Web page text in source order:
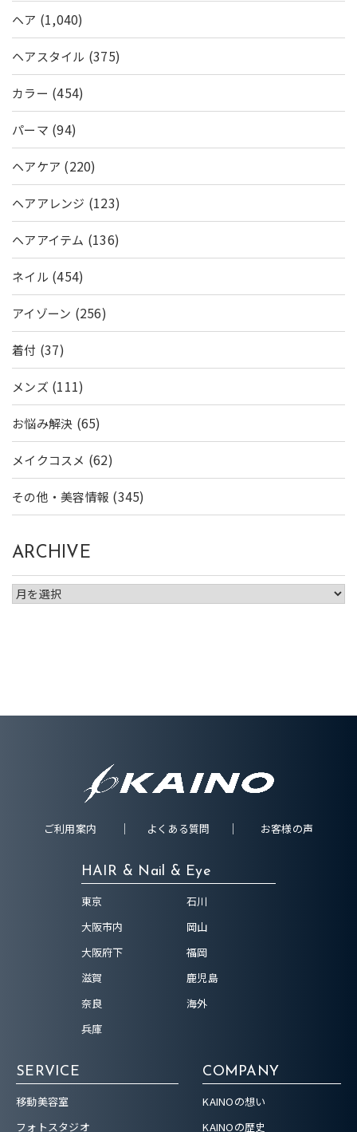
ヘア (1,040)
ヘアスタイル (375)
カラー (454)
パーマ (94)
ヘアケア (220)
ヘアアレンジ (123)
ヘアアイテム (136)
ネイル (454)
アイゾーン (256)
着付 (37)
メンズ (111)
お悩み解決 (65)
メイクコスメ (62)
その他・美容情報 (345)
ARCHIVE
ご利用案内 よくある質問 お客様の声
HAIR & Nail & Eye
東京
大阪市内
大阪府下
滋賀
奈良
兵庫
石川
岡山
福岡
鹿児島
海外
SERVICE
移動美容室
フォトスタジオ
COMPANY
KAINOの想い
KAINOの歴史